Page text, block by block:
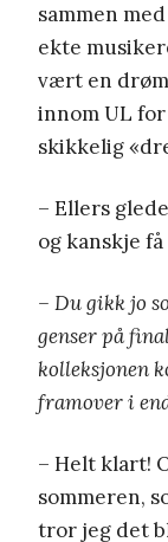
sammen
ekte
vært en
innom UL
skikkelig
– Ellers
og kanskje
– Du gikk jo
genser på
kolleksjonen
framover i
– Helt klart!
sommeren,
tror jeg det